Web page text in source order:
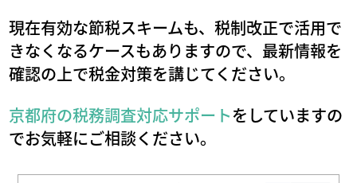
現在有効な節税スキームも、税制改正で活用で
きなくなるケースもありますので、最新情報を
確認の上で税金対策を講じてください。
京都府の税務調査対応サポートをしていますの
でお気軽にご相談ください。